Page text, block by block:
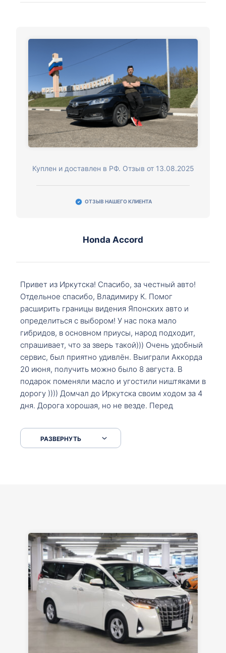
Куплен и доставлен в РФ. Отзыв от 13.08.2025
ОТЗЫВ НАШЕГО КЛИЕНТА
Honda Accord
Привет из Иркутска! Спасибо, за честный авто!
Отдельное спасибо, Владимиру К. Помог
расширить границы видения Японских авто и
определиться с выбором! У нас пока мало
гибридов, в основном приусы, народ подходит,
спрашивает, что за зверь такой))) Очень удобный
сервис, был приятно удивлён. Выиграли Аккорда
20 июня, получить можно было 8 августа. В
подарок поменяли масло и угостили ништяками в
дорогу )))) Домчал до Иркутска своим ходом за 4
дня. Дорога хорошая, но не везде. Перед
серпантинах по пути следования.
РАЗВЕРНУТЬ